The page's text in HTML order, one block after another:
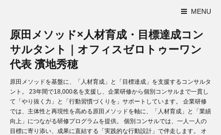
MENU
原田メソッド×人材育成・目標達成コン
サルタント｜オフィスゼロトゥーワン
代表 濱地秀穂
原田メソッドを基盤に、「人材育成」と「目標達成」を支援するコンサルタ
ント。 23年間で18,000名を支援し、企業研修から個別コンサルまで一貫し
て「やり抜く力」と「行動習慣づくりを」サポートしています。 企業研修
では、主体性と再現性を高める原田メソッドを軸に、「人材育成」と「業績
向上」につながる研修プログラムを提供。 個別コンサルでは、一人一人の
目標に寄り添い、成果に直結する「実践的な行動設計」で伴走します。 オ